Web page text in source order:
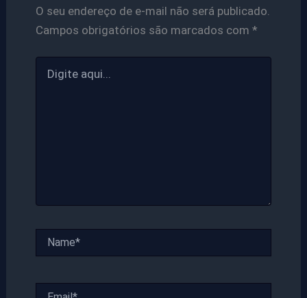
O seu endereço de e-mail não será publicado.
Campos obrigatórios são marcados com *
aqui...